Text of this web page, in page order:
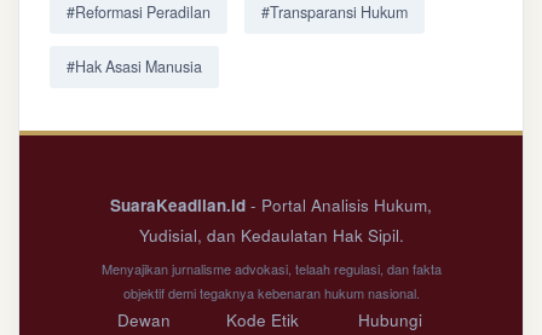
#Reformasi Peradilan #Transparansi Hukum
#Hak Asasi Manusia
SuaraKeadilan.id - Portal Analisis Hukum,
Yudisial, dan Kedaulatan Hak Sipil.
Menyajikan jurnalisme advokasi, telaah regulasi, dan fakta
objektif demi tegaknya kebenaran hukum nasional.
Dewan Kode Etik Hubungi